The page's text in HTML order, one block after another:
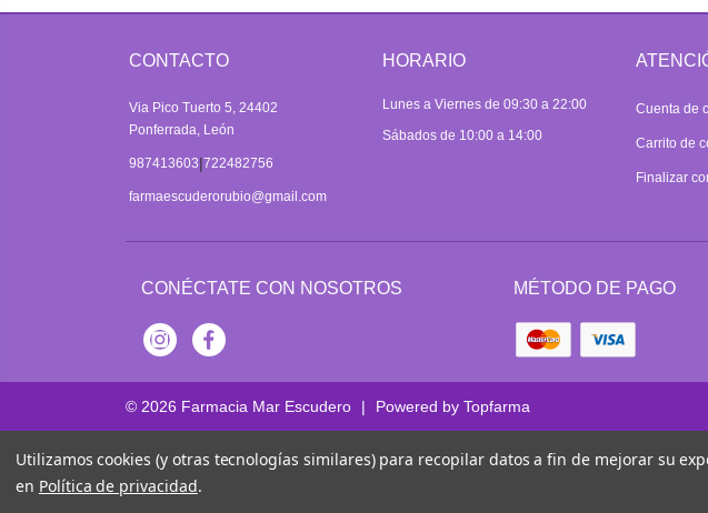
CONTACTO
Via Pico Tuerto 5, 24402
Ponferrada, León
987413603|722482756
farmaescuderorubio@gmail.com
HORARIO
Lunes a Viernes de 09:30 a 22:00
Sábados de 10:00 a 14:00
Cuenta de
Carrito de
Finalizar
CONÉCTATE CON NOSOTROS
InstagramFacebook
MÉTODO DE PAGO
© 2026 Farmacia Mar Escudero | Powered by Topfarma
Utilizamos cookies (y otras tecnologías similares) para recopilar datos a fin de mejorar su
en Política de privacidad.